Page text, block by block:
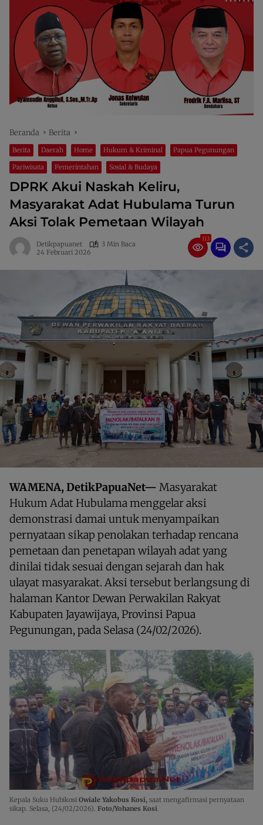
Beranda Berita
Berita Daerah Home Hukum & Kriminal Papua Pegunungan
Pariwisata Pemerintahan Sosial & Budaya
DPRK Akui Naskah Keliru,
Masyarakat Adat Hubulama Turun
Aksi Tolak Pemetaan Wilayah
Detikpapuanet
3 Min Baca
24 Februari 2026
113
WAMENA, DetikPapuaNet— Masyarakat
Hukum Adat Hubulama menggelar aksi
demonstrasi damai untuk menyampaikan
pernyataan sikap penolakan terhadap rencana
pemetaan dan penetapan wilayah adat yang
dinilai tidak sesuai dengan sejarah dan hak
ulayat masyarakat. Aksi tersebut berlangsung di
halaman Kantor Dewan Perwakilan Rakyat
Kabupaten Jayawijaya, Provinsi Papua
Pegunungan, pada Selasa (24/02/2026).
Kepala Suku Hubikosi Owiale Yakobus Kosi, saat mengafirmasi pernyataan
sikap. Selasa, (24/02/2026). Foto/Yohanes Kosi